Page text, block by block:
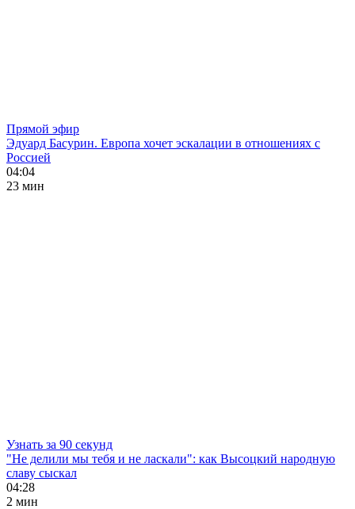
Прямой эфир
Эдуард Басурин. Европа хочет эскалации в отношениях с
Россией
04:04
23 мин
Узнать за 90 секунд
"Не делили мы тебя и не ласкали": как Высоцкий народную
славу сыскал
04:28
2 мин